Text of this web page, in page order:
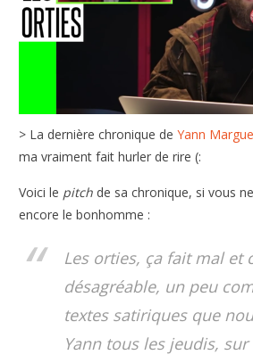
> La dernière chronique deYann
ma vraiment fait hurler de rire (:
Voici le pitch de sa chronique, si vous
encore le bonhomme :
Les orties, ça fait mal et
désagréable, un peu
textes satiriques que
Yann tous les jeudis,